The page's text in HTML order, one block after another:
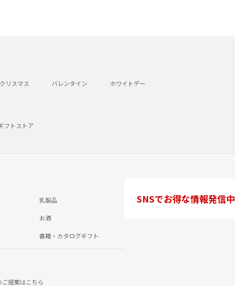
クリスマス バレンタイン ホワイトデー
フトストア
乳製品
お酒
書籍・カタログギフト
ご提案はこちら
SNSでお得な情報発信中